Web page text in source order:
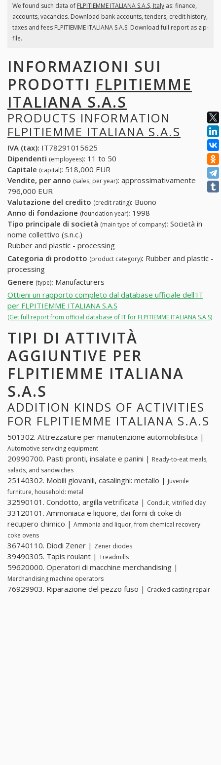
We found such data of FLPITIEMME ITALIANA S.A.S, Italyas: finance,
accounts, vacancies. Download bank accounts, tenders, credit history,
taxes and fees FLPITIEMME ITALIANA S.A.S. Download full report as zip-
file.
INFORMAZIONI SUI
PRODOTTI FLPITIEMME
ITALIANA S.A.S
PRODUCTS INFORMATION
FLPITIEMME ITALIANA S.A.S
IVA (tax): IT78291015625
Dipendenti (employees): 11 to 50
Capitale (capital): 518,000 EUR
Vendite, per anno (sales, per year): approssimativamente
796,000 EUR
Valutazione del credito (credit rating): Buono
Anno di fondazione (foundation year): 1998
Tipo principale di società (main type of company): Società in
nome collettivo (s.n.c.)
Rubber and plastic - processing
Categoria di prodotto (product category): Rubber and plastic -
processing
Genere (type): Manufacturers
Ottieni un rapporto completo dal database ufficiale dell'IT
per FLPITIEMME ITALIANA S.A.S
(Get full report from official database of IT for FLPITIEMME ITALIANA S.A.S)
TIPI DI ATTIVITÀ
AGGIUNTIVE PER
FLPITIEMME ITALIANA
S.A.S
ADDITION KINDS OF ACTIVITIES
FOR FLPITIEMME ITALIANA S.A.S
501302. Attrezzature per manutenzione automobilistica |
Automotive servicing equipment
20990700. Pasti pronti, insalate e panini | Ready-to-eat meals,
salads, and sandwiches
25140302. Mobili giovanili, casalinghi: metallo | Juvenile
furniture, household: metal
32590101. Condotto, argilla vetrificata | Conduit, vitrified clay
33120101. Ammoniaca e liquore, dai forni di coke di
recupero chimico | Ammonia and liquor, from chemical recovery
coke ovens
36740110. Diodi Zener | Zener diodes
39490305. Tapis roulant | Treadmills
59620000. Operatori di macchine merchandising |
Merchandising machine operators
76929903. Riparazione del pezzo fuso | Cracked casting repair